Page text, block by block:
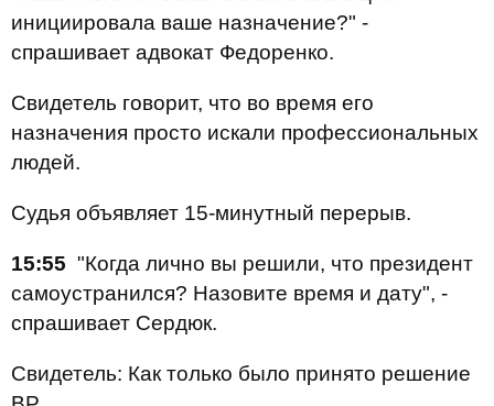
инициировала ваше назначение?" -
спрашивает адвокат Федоренко.
Свидетель говорит, что во время его
назначения просто искали профессиональных
людей.
Судья объявляет 15-минутный перерыв.
15:55 "Когда лично вы решили, что президент
самоустранился? Назовите время и дату", -
спрашивает Сердюк.
Свидетель: Как только было принято решение